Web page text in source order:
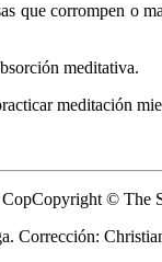
que corrompen o
meditativa.
meditación
CopCopyright © The
Corrección: